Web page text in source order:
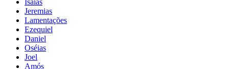
Isaías
Jeremias
Lamentações
Ezequiel
Daniel
Oséias
Joel
Amós